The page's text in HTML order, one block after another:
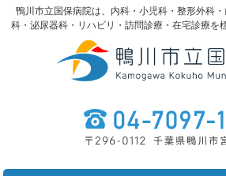
鴨川市立国保病院は、内科・小児科・整形外科
科・泌尿器科・リハビリ・訪問診療・在宅診療を